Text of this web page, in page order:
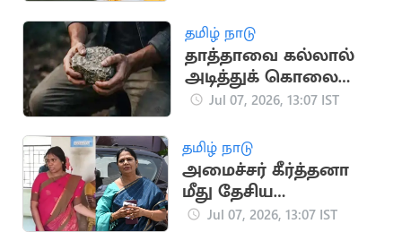
தமிழ் நாடு
தாத்தாவை கல்லால்
அடித்துக் கொலை
செய்த 2 பேரன்கள்
Jul 07, 2026, 13:07 IST
தமிழ் நாடு
அமைச்சர் கீர்த்தனா
மீது தேசிய
குழந்தைகள்
Jul 07, 2026, 13:07 IST